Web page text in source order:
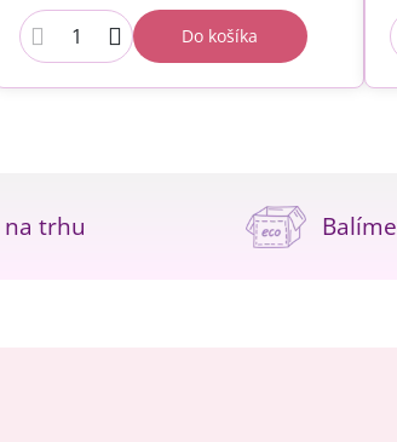
Do košíka
na trhu Balíme